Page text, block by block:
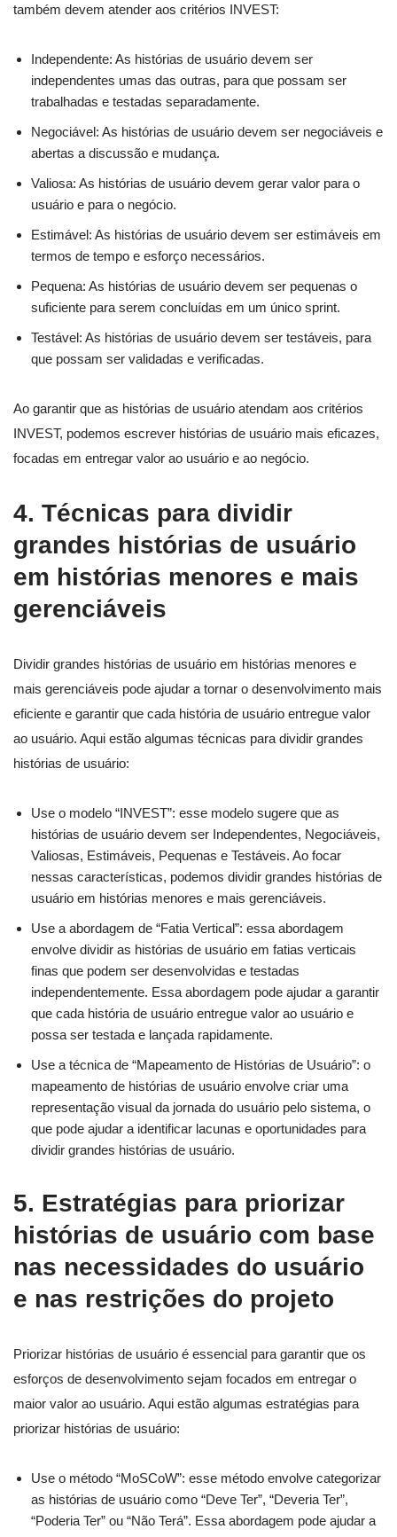
também devem atender aos critérios INVEST:
Independente: As histórias de usuário devem ser
independentes umas das outras, para que possam ser
trabalhadas e testadas separadamente.
Negociável: As histórias de usuário devem ser negociáveis e
abertas a discussão e mudança.
Valiosa: As histórias de usuário devem gerar valor para o
usuário e para o negócio.
Estimável: As histórias de usuário devem ser estimáveis em
termos de tempo e esforço necessários.
Pequena: As histórias de usuário devem ser pequenas o
suficiente para serem concluídas em um único sprint.
Testável: As histórias de usuário devem ser testáveis, para
que possam ser validadas e verificadas.
Ao garantir que as histórias de usuário atendam aos critérios
INVEST, podemos escrever histórias de usuário mais eficazes,
focadas em entregar valor ao usuário e ao negócio.
4. Técnicas para dividir
grandes histórias de usuário
em histórias menores e mais
gerenciáveis
Dividir grandes histórias de usuário em histórias menores e
mais gerenciáveis pode ajudar a tornar o desenvolvimento mais
eficiente e garantir que cada história de usuário entregue valor
ao usuário. Aqui estão algumas técnicas para dividir grandes
histórias de usuário:
Use o modelo “INVEST”: esse modelo sugere que as
histórias de usuário devem ser Independentes, Negociáveis,
Valiosas, Estimáveis, Pequenas e Testáveis. Ao focar
nessas características, podemos dividir grandes histórias de
usuário em histórias menores e mais gerenciáveis.
Use a abordagem de “Fatia Vertical”: essa abordagem
envolve dividir as histórias de usuário em fatias verticais
finas que podem ser desenvolvidas e testadas
independentemente. Essa abordagem pode ajudar a garantir
que cada história de usuário entregue valor ao usuário e
possa ser testada e lançada rapidamente.
Use a técnica de “Mapeamento de Histórias de Usuário”: o
mapeamento de histórias de usuário envolve criar uma
representação visual da jornada do usuário pelo sistema, o
que pode ajudar a identificar lacunas e oportunidades para
dividir grandes histórias de usuário.
5. Estratégias para priorizar
histórias de usuário com base
nas necessidades do usuário
e nas restrições do projeto
Priorizar histórias de usuário é essencial para garantir que os
esforços de desenvolvimento sejam focados em entregar o
maior valor ao usuário. Aqui estão algumas estratégias para
priorizar histórias de usuário:
Use o método “MoSCoW”: esse método envolve categorizar
as histórias de usuário como “Deve Ter”, “Deveria Ter”,
“Poderia Ter” ou “Não Terá”. Essa abordagem pode ajudar a